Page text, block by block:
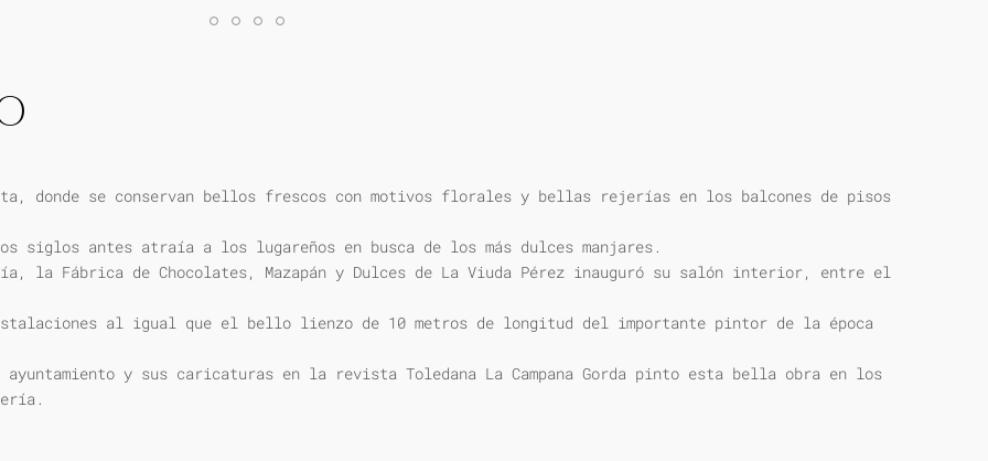
donde se conservan bellos frescos con motivos florales y bellas rejerías en los balcones de pisos
siglos antes atraía a los lugareños en busca de los más dulces manjares.
la Fábrica de Chocolates, Mazapán y Dulces de La Viuda Pérez inauguró su salón interior, entre el
al igual que el bello lienzo de 10 metros de longitud del importante pintor de la época
y sus caricaturas en la revista Toledana La Campana Gorda pinto esta bella obra en los